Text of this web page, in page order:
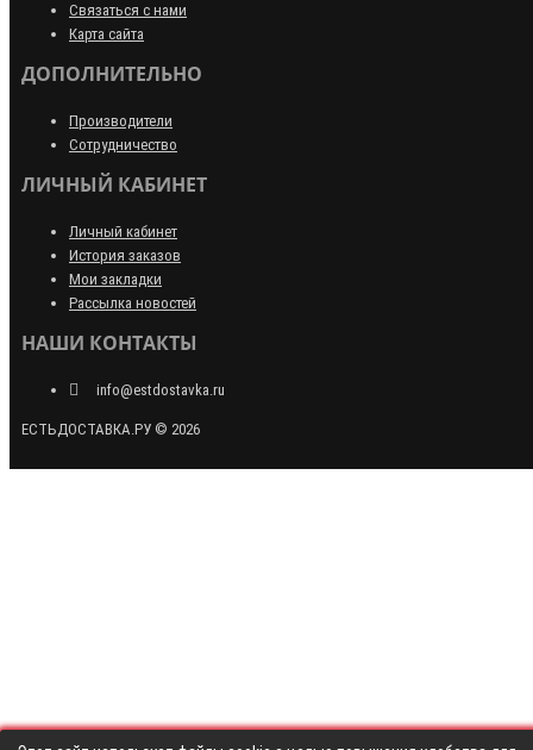
Связаться с нами
Карта сайта
ДОПОЛНИТЕЛЬНО
Производители
Сотрудничество
ЛИЧНЫЙ КАБИНЕТ
Личный кабинет
История заказов
Мои закладки
Рассылка новостей
НАШИ КОНТАКТЫ
info@estdostavka.ru
ЕСТЬДОСТАВКА.РУ © 2026